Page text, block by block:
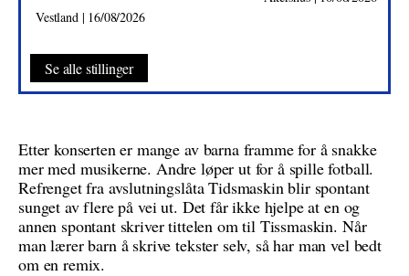
Vestland | 16/08/2026
Se alle stillinger
Etter konserten er mange av barna framme for å snakke
mer med musikerne. Andre løper ut for å spille fotball.
Refrenget fra avslutningslåta Tidsmaskin blir spontant
sunget av flere på vei ut. Det får ikke hjelpe at en og
annen spontant skriver tittelen om til Tissmaskin. Når
man lærer barn å skrive tekster selv, så har man vel bedt
om en remix.